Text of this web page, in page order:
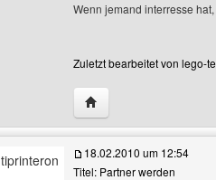
Wenn jemand interresse
Zuletzt bearbeitet von lego-
Website dieses
18.02.2010 um 12:54
Titel: Partner werden